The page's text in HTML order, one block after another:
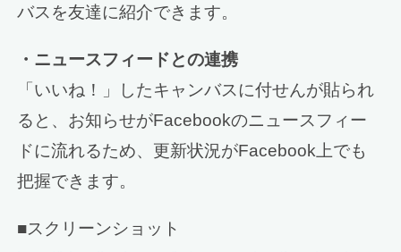
バスを友達に紹介できます。
・ニュースフィードとの連携
「いいね！」したキャンバスに付せんが貼られ
ると、お知らせがFacebookのニュースフィー
ドに流れるため、更新状況がFacebook上でも
把握できます。
■スクリーンショット